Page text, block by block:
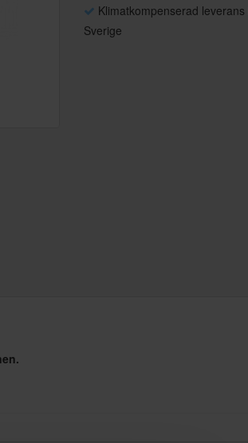
Klimatkompenserad leverans
Sverige